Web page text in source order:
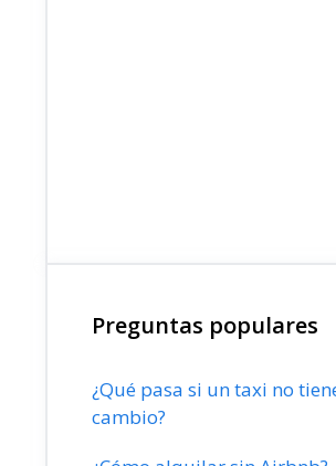
Preguntas populares
¿Qué pasa si un taxi no
cambio?